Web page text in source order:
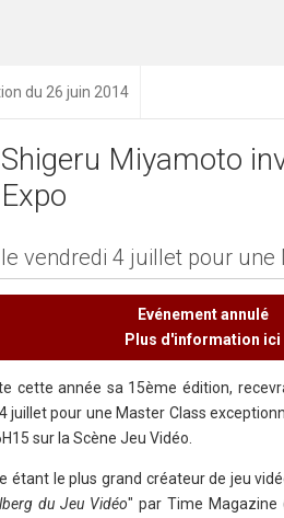
du 26 juin 2014
Shigeru Miyamoto
Expo
le vendredi 4 juillet pour
Evénement annulé
Plus d'information ici
cette année sa 15ème édition,
juillet pour une Master Class
sur la Scène Jeu Vidéo.
étant le plus grand créateur de jeu
du Jeu Vidéo" par Time Magazine